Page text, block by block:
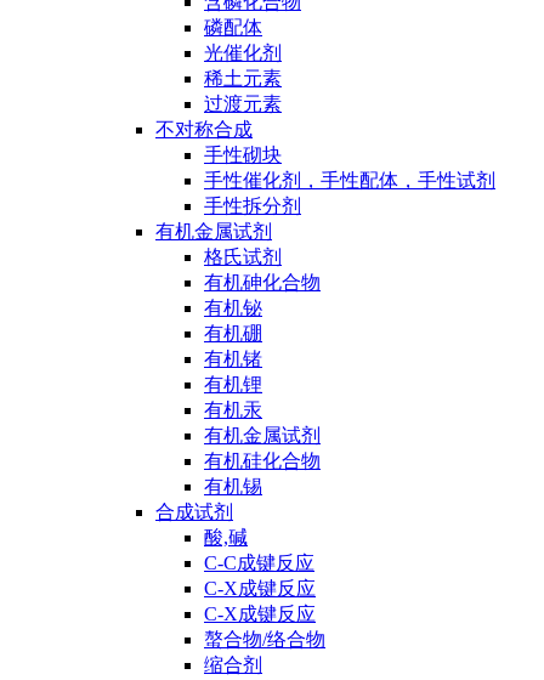
磷配体
光催化剂
稀土元素
过渡元素
不对称合成
手性砌块
手性催化剂，手性配体，手性试剂
手性拆分剂
有机金属试剂
格氏试剂
有机砷化合物
有机铋
有机硼
有机锗
有机锂
有机汞
有机金属试剂
有机硅化合物
有机锡
合成试剂
酸,碱
C-C成键反应
C-X成键反应
C-X成键反应
螯合物/络合物
缩合剂